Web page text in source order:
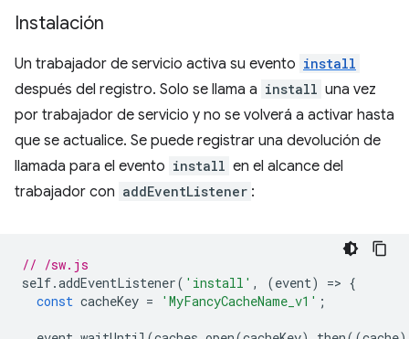
Instalación
Un trabajador de servicio activa su evento install
después del registro. Solo se llama a install una vez
por trabajador de servicio y no se volverá a activar hasta
que se actualice. Se puede registrar una devolución de
llamada para el evento install en el alcance del
trabajador con addEventListener :
// /sw.js
self.addEventListener( 'install' , (event) => {
const cacheKey = 'MyFancyCacheName_v1' ;